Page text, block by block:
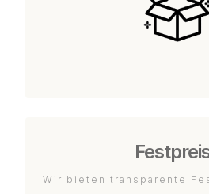
Wir bieten transparente